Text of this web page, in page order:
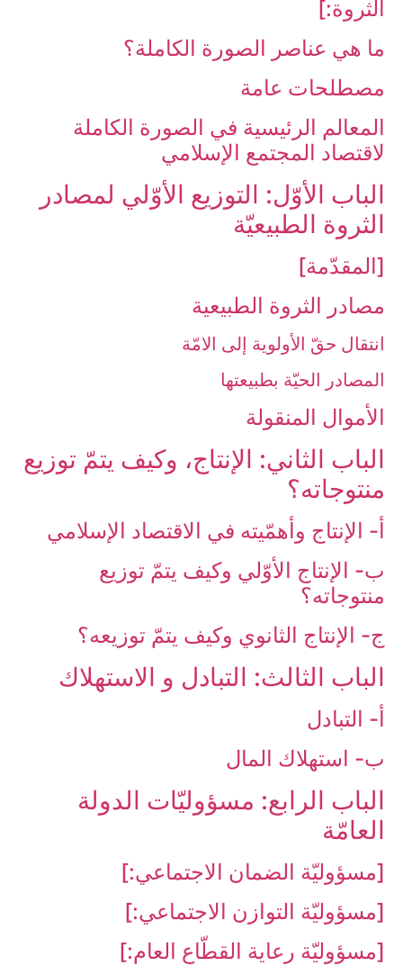
الثروة:]
ما هي عناصر الصورة الكاملة؟
مصطلحات عامة
المعالم الرئيسية في الصورة الكاملة
لاقتصاد المجتمع الإسلامي
الباب ‏الأوّل: التوزيع الأوّلي لمصادر
الثروة الطبيعيّة
[المقدّمة]
مصادر الثروة الطبيعية
انتقال حقّ الأولوية إلى الامّة
المصادر الحيّة بطبيعتها
الأموال المنقولة
الباب‏ الثاني: الإنتاج، وكيف يتمّ توزيع
منتوجاته؟
أ- الإنتاج وأهمّيته في الاقتصاد الإسلامي‏
ب- الإنتاج الأوّلي وكيف يتمّ توزيع
منتوجاته؟
ج- الإنتاج الثانوي وكيف يتمّ توزيعه؟
الباب ‏الثالث: التبادل و الاستهلاك‏
أ- التبادل‏
ب- استهلاك المال‏
الباب ‏الرابع: مسؤوليّات الدولة
العامّة
[مسؤوليّة الضمان الاجتماعي:]
[مسؤوليّة التوازن الاجتماعي:]
[مسؤوليّة رعاية القطّاع العام:]